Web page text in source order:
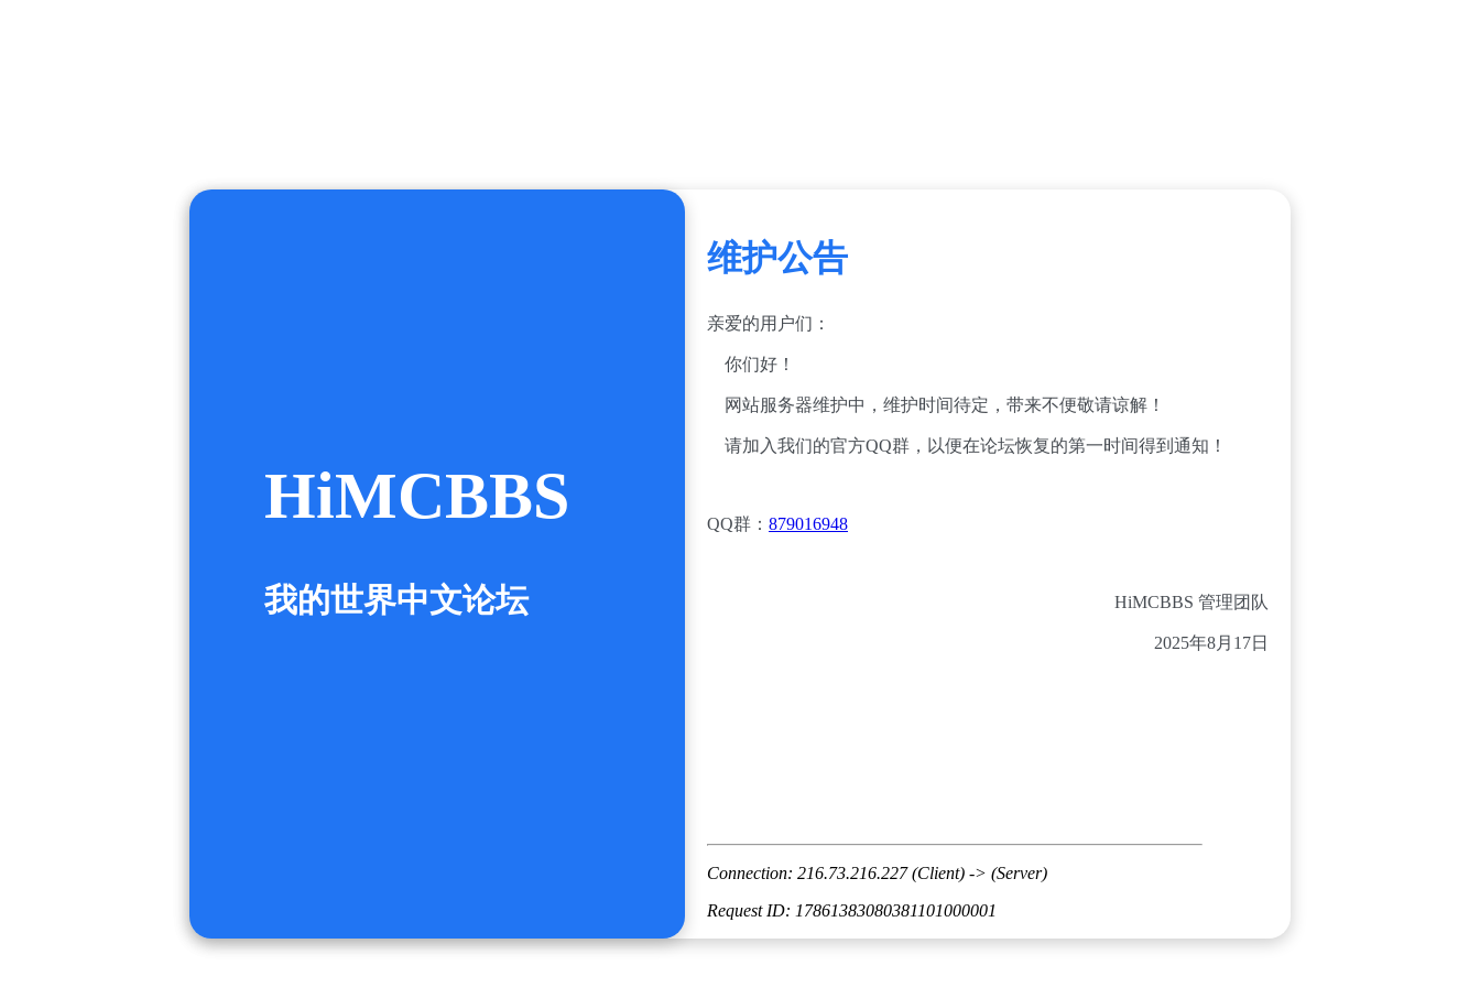
HiMCBBS
我的世界中文论坛
维护公告
亲爱的用户们：
你们好！
网站服务器维护中，维护时间待定，带来不便敬请谅解！
请加入我们的官方QQ群，以便在论坛恢复的第一时间得到通知！
QQ群： 879016948
HiMCBBS 管理团队
2025年8月17日
Connection: 216.73.216.227 (Client) -> (Server)
Request ID: 17861383080381101000001